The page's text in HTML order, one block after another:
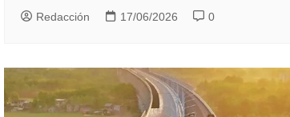
Redacción 17/06/2026 0